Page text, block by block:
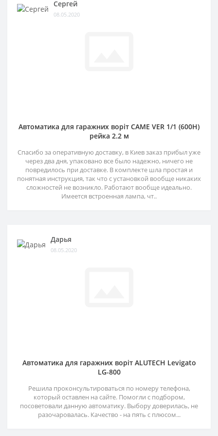
Сергей
08.05.2020
Автоматика для гаражних воріт CAME VER 1/1 (600H)
рейка 2.2 м
Спасибо за оперативную доставку, в Киев заказ прибыл уже
через два дня, упаковано все было надежно, ничего не
повредилось при доставке. В комплекте шла простая и
понятная инструкция, так что с установкой вообще никаких
сложностей не возникло. Работают вообще идеально.
Имеется встроенная лампа, чт..
Дарья
08.05.2020
Автоматика для гаражних воріт ALUTECH Levigato
LG-800
Решила проконсультироваться по номеру телефона,
который оставлен на сайте. Помогли с подбором,
посоветовали данную автоматику. Выбору доверилась, не
разочаровалась. Качество - на пять с плюсом...